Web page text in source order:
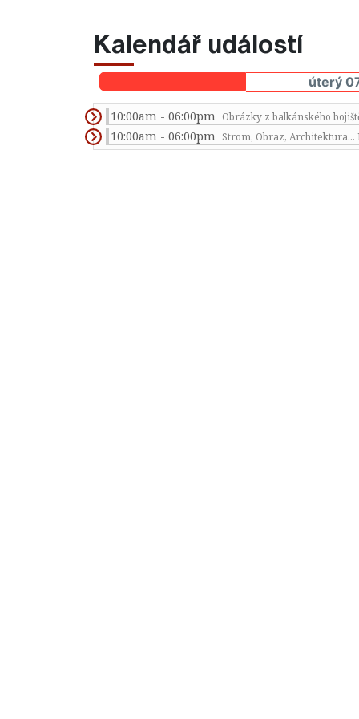
Kalendář událostí
úterý
10:00am - 06:00pm Obrázky z balkánského
10:00am - 06:00pm Strom, Obraz, Architektura...